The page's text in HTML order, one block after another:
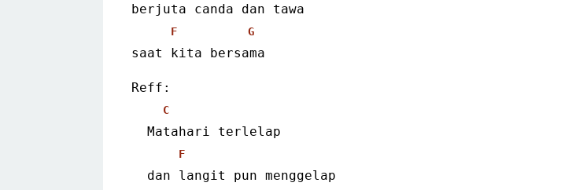
berjuta canda dan tawa
F G
saat kita bersama
Reff:
C
Matahari terlelap
F
dan langit pun menggelap